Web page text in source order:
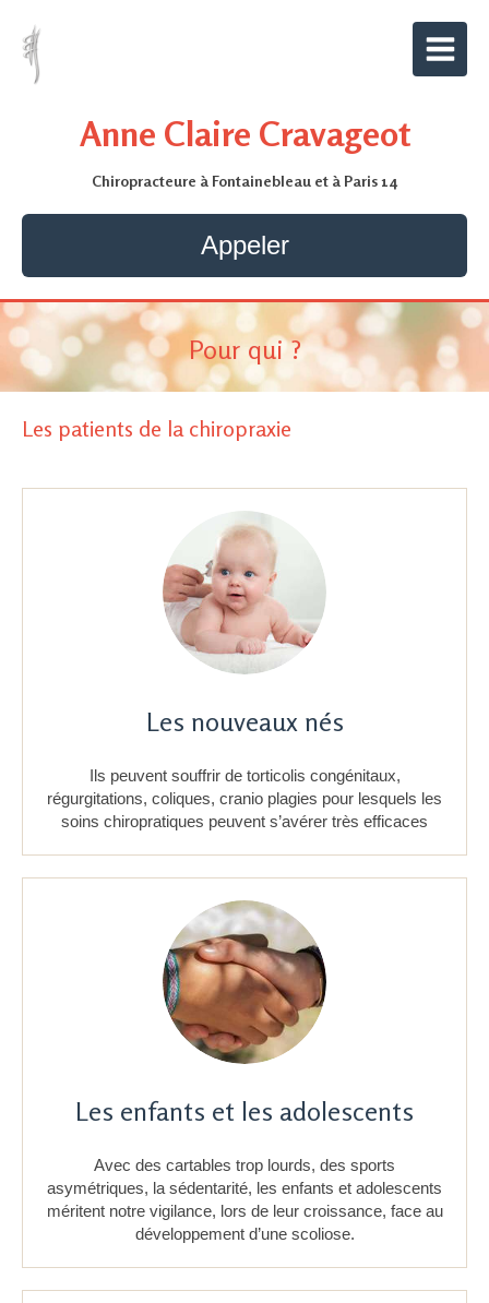
Anne Claire Cravageot
Chiropracteure à Fontainebleau et à Paris 14
Appeler
Pour qui ?
Les patients de la chiropraxie
Les nouveaux nés
Ils peuvent souffrir de torticolis congénitaux,
régurgitations, coliques, cranio plagies pour lesquels les
soins chiropratiques peuvent s’avérer très efficaces
Les enfants et les adolescents
Avec des cartables trop lourds, des sports
asymétriques, la sédentarité, les enfants et adolescents
méritent notre vigilance, lors de leur croissance, face au
développement d’une scoliose.